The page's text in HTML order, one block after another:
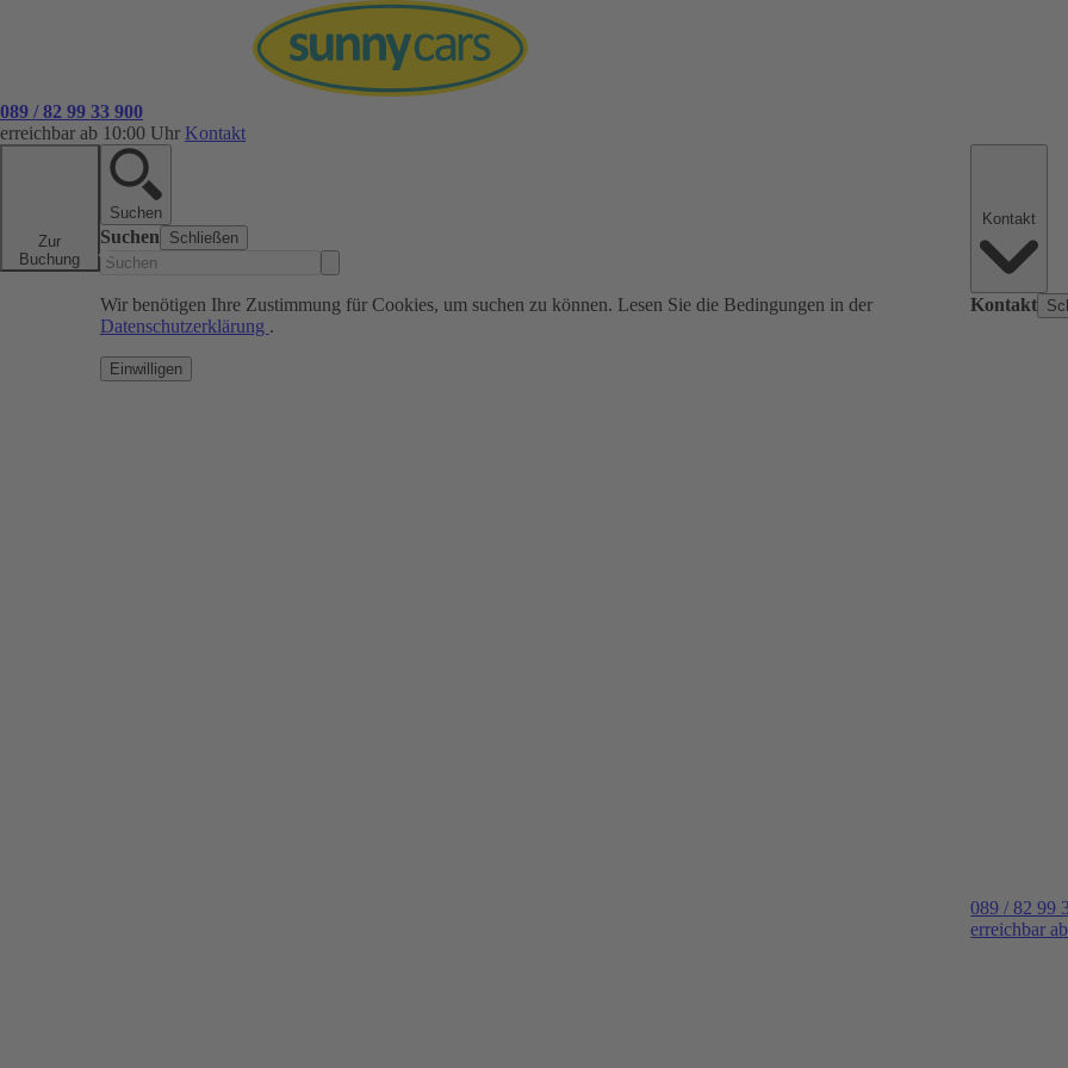
089 / 82 99 33 900
erreichbar ab 10:00 Uhr Kontakt
Zur
Buchung
Suchen
Suchen Schließen
Wir benötigen Ihre Zustimmung für Cookies, um suchen zu können. Lesen Sie die Bedingungen in der
Datenschutzerklärung .
Einwilligen
Kontakt
089 / 82 99
erreichbar